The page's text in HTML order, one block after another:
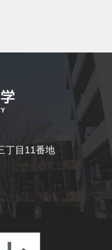
丁目11番地